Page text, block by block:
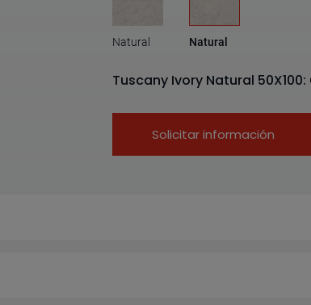
Natural Natural
Tuscany Ivory Natural 50X100:
Solicitar información